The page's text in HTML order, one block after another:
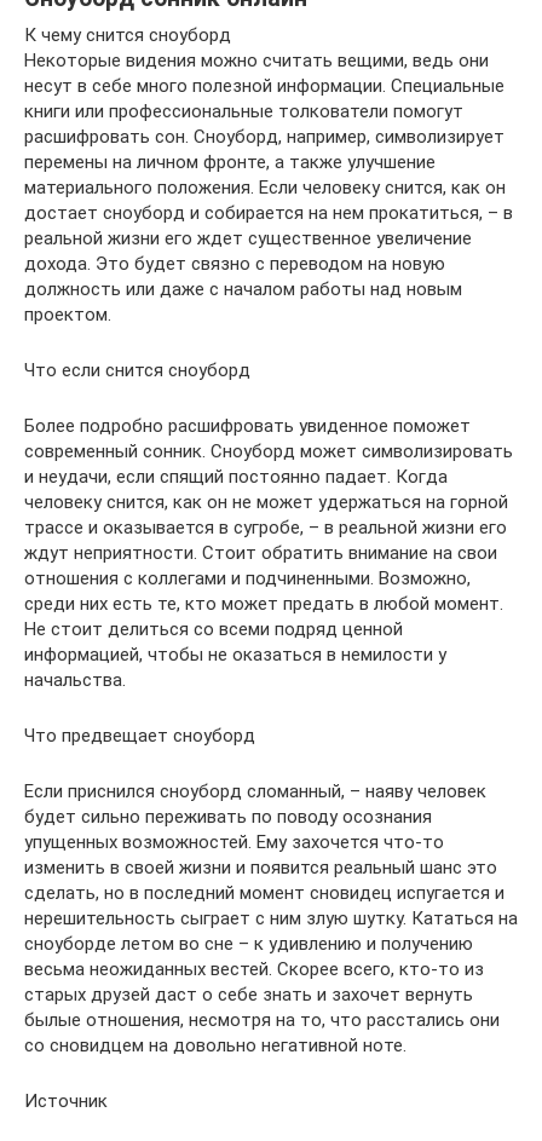
К чему снится сноуборд
Некоторые видения можно считать вещими, ведь они
несут в себе много полезной информации. Специальные
книги или профессиональные толкователи помогут
расшифровать сон. Сноуборд, например, символизирует
перемены на личном фронте, а также улучшение
материального положения. Если человеку снится, как он
достает сноуборд и собирается на нем прокатиться, – в
реальной жизни его ждет существенное увеличение
дохода. Это будет связно с переводом на новую
должность или даже с началом работы над новым
проектом.
Что если снится сноуборд
Более подробно расшифровать увиденное поможет
современный сонник. Сноуборд может символизировать
и неудачи, если спящий постоянно падает. Когда
человеку снится, как он не может удержаться на горной
трассе и оказывается в сугробе, – в реальной жизни его
ждут неприятности. Стоит обратить внимание на свои
отношения с коллегами и подчиненными. Возможно,
среди них есть те, кто может предать в любой момент.
Не стоит делиться со всеми подряд ценной
информацией, чтобы не оказаться в немилости у
начальства.
Что предвещает сноуборд
Если приснился сноуборд сломанный, – наяву человек
будет сильно переживать по поводу осознания
упущенных возможностей. Ему захочется что-то
изменить в своей жизни и появится реальный шанс это
сделать, но в последний момент сновидец испугается и
нерешительность сыграет с ним злую шутку. Кататься на
сноуборде летом во сне – к удивлению и получению
весьма неожиданных вестей. Скорее всего, кто-то из
старых друзей даст о себе знать и захочет вернуть
былые отношения, несмотря на то, что расстались они
со сновидцем на довольно негативной ноте.
Источник